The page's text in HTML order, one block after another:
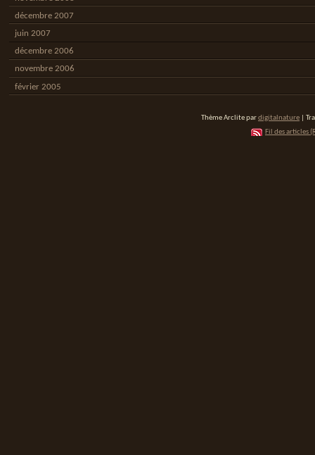
décembre 2007
juin 2007
décembre 2006
novembre 2006
février 2005
Thème Arclite pardigitalnature |
Fil des articles